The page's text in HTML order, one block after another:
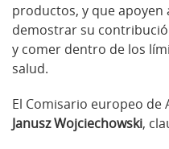
productos, y que
demostrar su
y comer dentro de los
salud.
El Comisario europeo de
Janusz Wojciechowski,